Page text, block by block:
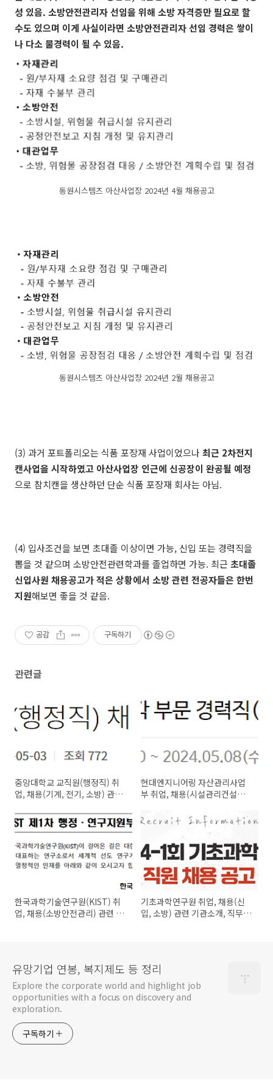
성 있음. 소방안전관리자 선임을 위해 소방 자격증만 필요로 할
수도 있으며 이게 사실이라면 소방안전관리자 선임 경력은 쌓이
나 다소 물경력이 될 수 있음.
동원시스템즈 아산사업장 2024년 4월 채용공고
동원시스템즈 아산사업장 2024년 2월 채용공고
(3) 과거 포트폴리오는 식품 포장재 사업이었으나최근 2차전지
캔사업을 시작하였고 아산사업장 인근에 신공장이 완공될 예정
으로 참치캔을 생산하던 단순 식품 포장재 회사는 아님.
(4) 입사조건을 보면 초대졸 이상이면 가능, 신입 또는 경력직을
뽑을 것 같으며 소방안전관련학과를 졸업하면 가능. 최근 초대졸
신입사원 채용공고가 적은 상황에서 소방 관련 전공자들은 한번
지원해보면 좋을 것 같음.
공감 구독하기
관련글
중앙대학교 교직원(행정직) 취
업, 채용(기계, 전기, 소방) 관련
전형일정, 근무지, 채용공고 분
석 및 평가 등 정리
현대엔지니어링 자산관리사업
부 취업, 채용(시설관리컨설팅,
우대사항, 전형일정, 근무지, 연
봉, 인재상, 복지제도(복리후
생), 채용공고 분석 및 평가 등 정
리
한국과학기술연구원(KIST) 취
업, 채용(소방안전관리) 관련 공
기초과학연구원 취업, 채용(신
입, 소방) 관련 기관소개, 직무소
유망기업 연봉, 복지제도 등 정리
Explore the corporate world and highlight job
opportunities with a focus on discovery and
exploration.
구독하기